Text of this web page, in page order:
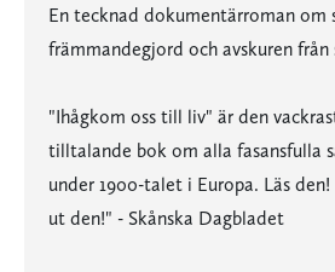
En tecknad dokumentärroman om
främmandegjord och avskuren från
"Ihågkom oss till liv" är den
tilltalande bok om alla fasansfulla
under 1900-talet i Europa. Läs
ut den!" - Skånska Dagbladet